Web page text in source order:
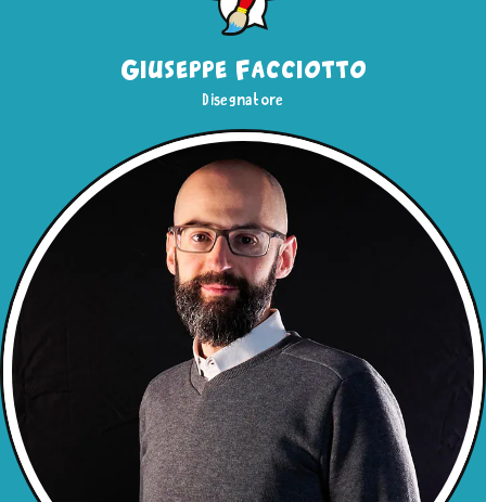
Giuseppe Facciotto
Disegnatore